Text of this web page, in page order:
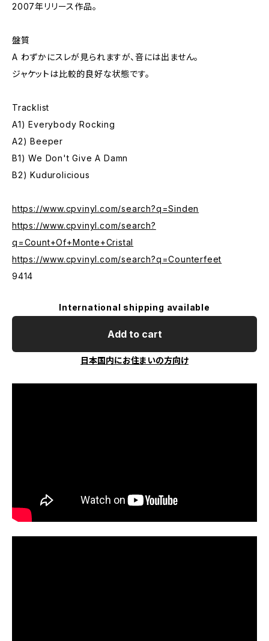
2007年リリース作品。
盤質
A わずかにスレが見られますが、音には出ません。
ジャケットは比較的良好な状態です。
Tracklist
A1) Everybody Rocking
A2) Beeper
B1) We Don't Give A Damn
B2) Kudurolicious
https://www.cpvinyl.com/search?q=Sinden
https://www.cpvinyl.com/search?
q=Count+Of+Monte+Cristal
https://www.cpvinyl.com/search?q=Counterfeet
9414
International shipping available
Add to cart
日本国内にお住まいの方向け